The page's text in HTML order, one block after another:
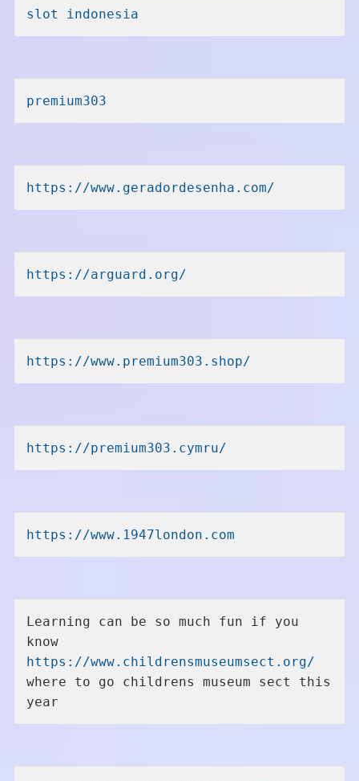
slot indonesia
premium303
https://www.geradordesenha.com/
https://arguard.org/
https://www.premium303.shop/
https://premium303.cymru/
https://www.1947london.com
Learning can be so much fun if you
know
https://www.childrensmuseumsect.org/
where to go childrens museum sect this
year